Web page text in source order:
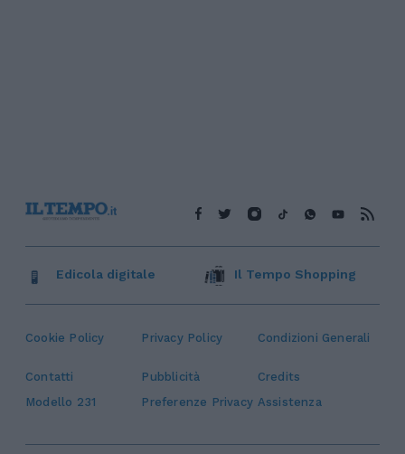
Cookie Policy Privacy Policy Condizioni Generali
Contatti Pubblicità
Credits
Modello 231
Preferenze Privacy Assistenza
Edicola digitale Il Tempo Shopping